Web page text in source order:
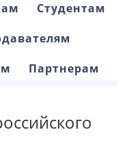
Студентам
Партнерам